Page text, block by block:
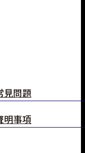
見問題
明事項
立即分享